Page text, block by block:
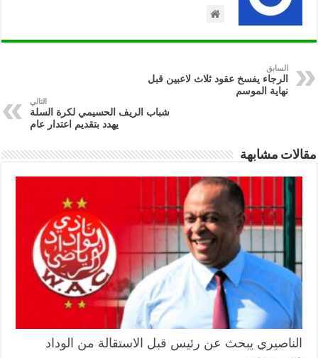
السابق
الرجاء يفسخ عقود ثلاث لاعبين قبل
نهاية الموسم
التالي
شباب الريف الحسيمي لكرة السلة
يهدد بتقديم اعتدار عام
مقالات مشابهة
الناصيري يبحث عن رئيس قبل الاستقالة من الوداد